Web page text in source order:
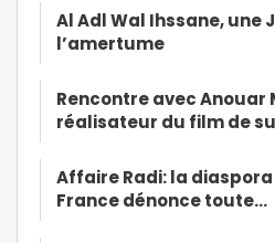
Al Adl Wal Ihssane, une
l’amertume
Rencontre avec Anouar
réalisateur du film de
Affaire Radi: la
France dénonce toute…